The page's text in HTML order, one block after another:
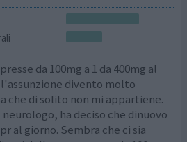
da 100mg a 1 da 400mg al
divento molto
che di solito non mi appartiene.
ha deciso che dinuovo
al giorno. Sembra che ci sia